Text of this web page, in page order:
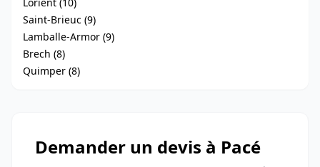
Saint-Brieuc (9)
Lamballe-Armor (9)
Brech (8)
Quimper (8)
Demander un devis à Pacé